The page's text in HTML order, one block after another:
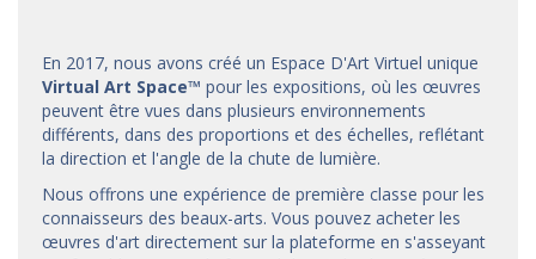
En 2017, nous avons créé un Espace D'Art Virtuel unique
Virtual Art Space™ pour les expositions, où les œuvres
peuvent être vues dans plusieurs environnements
différents, dans des proportions et des échelles, reflétant
la direction et l'angle de la chute de lumière.
Nous offrons une expérience de première classe pour les
connaisseurs des beaux-arts. Vous pouvez acheter les
œuvres d'art directement sur la plateforme en s'asseyant